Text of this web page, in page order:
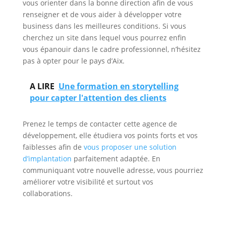
vous orienter dans la bonne direction afin de vous
renseigner et de vous aider à développer votre
business dans les meilleures conditions. Si vous
cherchez un site dans lequel vous pourrez enfin
vous épanouir dans le cadre professionnel, n’hésitez
pas à opter pour le pays d’Aix.
A LIRE Une formation en storytelling
pour capter l'attention des clients
Prenez le temps de contacter cette agence de
développement, elle étudiera vos points forts et vos
faiblesses afin de vous proposer une solution
d’implantation parfaitement adaptée. En
communiquant votre nouvelle adresse, vous pourriez
améliorer votre visibilité et surtout vos
collaborations.